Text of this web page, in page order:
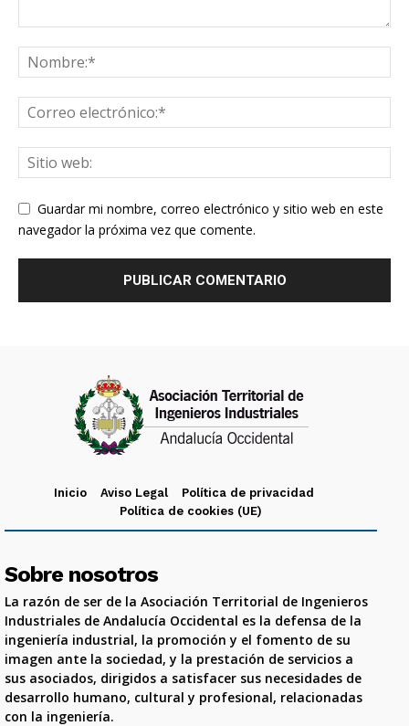
Guardar mi nombre, correo electrónico y sitio web en este
navegador la próxima vez que comente.
Inicio Aviso Legal
Política de privacidad
Política de cookies (UE)
Sobre nosotros
La razón de ser de la Asociación Territorial de Ingenieros
Industriales de Andalucía Occidental es la defensa de la
ingeniería industrial, la promoción y el fomento de su
imagen ante la sociedad, y la prestación de servicios a
sus asociados, dirigidos a satisfacer sus necesidades de
desarrollo humano, cultural y profesional, relacionadas
con la ingeniería.